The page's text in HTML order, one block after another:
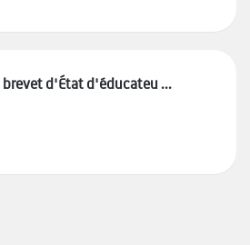
brevet d'État d'éducateu ...